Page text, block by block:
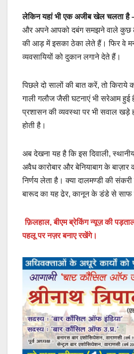
लेकिन यहां भी एक अजीब खेल चलता है
और अपने आपको दबंग समझने वाले कुछ
की आड़ में इसका ठेका लेते हैं। फिर वे
व्यवसायियों को दुकान लगाने देते हैं।
पिछले दो सालों की बात करें, तो किराये
गाली गलौज जैसी घटनाएं भी सरेआम हुई
प्रशासन की व्यवस्था पर भी सवाल खड़े
होती है।
अब देखना यह है कि इस दिवाली,
अवैध कारोबार और बेनियाबाग के बाज़ार
निर्णय लेता है। क्या दालमण्डी की संकरी
बारूद का यह ढेर, कानून के डंडे से साफ
फ़िलहाल, बीएम ब्रेकिंग न्यूज़ की
पहलू पर नज़र बनाए रखेंगे।